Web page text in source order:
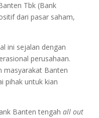
Tbk (Bank
dari pasar saham,
ini sejalan dengan
perusahaan.
masyarakat Banten
pihak untuk kian
Banten tengahall out